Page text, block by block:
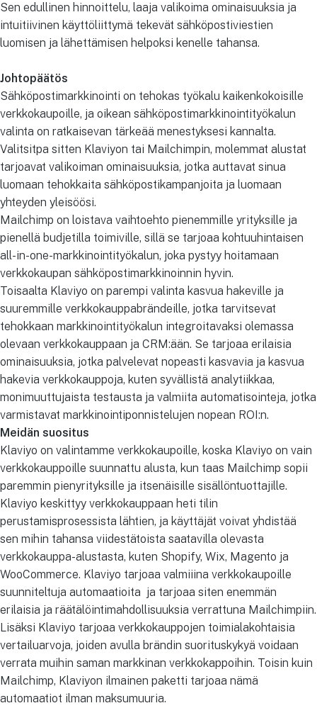
Sen edullinen hinnoittelu, laaja valikoima ominaisuuksia ja
intuitiivinen käyttöliittymä tekevät sähköpostiviestien
luomisen ja lähettämisen helpoksi kenelle tahansa.
Johtopäätös
Sähköpostimarkkinointi on tehokas työkalu kaikenkokoisille
verkkokaupoille, ja oikean sähköpostimarkkinointityökalun
valinta on ratkaisevan tärkeää menestyksesi kannalta.
Valitsitpa sitten Klaviyon tai Mailchimpin, molemmat alustat
tarjoavat valikoiman ominaisuuksia, jotka auttavat sinua
luomaan tehokkaita sähköpostikampanjoita ja luomaan
yhteyden yleisöösi.
Mailchimp on loistava vaihtoehto pienemmille yrityksille ja
pienellä budjetilla toimiville, sillä se tarjoaa kohtuuhintaisen
all-in-one-markkinointityökalun, joka pystyy hoitamaan
verkkokaupan sähköpostimarkkinoinnin hyvin.
Toisaalta Klaviyo on parempi valinta kasvua hakeville ja
suuremmille verkkokauppabrändeille, jotka tarvitsevat
tehokkaan markkinointityökalun integroitavaksi olemassa
olevaan verkkokauppaan ja CRM:ään. Se tarjoaa erilaisia
ominaisuuksia, jotka palvelevat nopeasti kasvavia ja kasvua
hakevia verkkokauppoja, kuten syvällistä analytiikkaa,
monimuuttujaista testausta ja valmiita automatisointeja, jotka
varmistavat markkinointiponnistelujen nopean ROI:n.
Meidän suositus
Klaviyo on valintamme verkkokaupoille, koska Klaviyo on vain
verkkokauppoille suunnattu alusta, kun taas Mailchimp sopii
paremmin pienyrityksille ja itsenäisille sisällöntuottajille.
Klaviyo keskittyy verkkokauppaan heti tilin
perustamisprosessista lähtien, ja käyttäjät voivat yhdistää
sen mihin tahansa viidestätoista saatavilla olevasta
verkkokauppa-alustasta, kuten Shopify, Wix, Magento ja
WooCommerce. Klaviyo tarjoaa valmiiina verkkokaupoille
suunniteltuja automaatioita ja tarjoaa siten enemmän
erilaisia ja räätälöintimahdollisuuksia verrattuna Mailchimpiin.
Lisäksi Klaviyo tarjoaa verkkokauppojen toimialakohtaisia
vertailuarvoja, joiden avulla brändin suorituskykyä voidaan
verrata muihin saman markkinan verkkokappoihin. Toisin kuin
Mailchimp, Klaviyon ilmainen paketti tarjoaa nämä
automaatiot ilman maksumuuria.